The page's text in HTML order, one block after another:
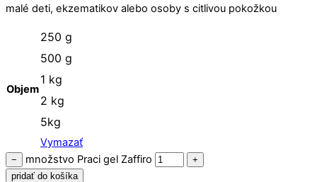
malé deti, ekzematikov alebo osoby s citlivou pokožkou
Objem
250 g
500 g
1 kg
2 kg
5kg
Vymazať
− množstvo Praci gel Zaffiro
+
pridať do košíka